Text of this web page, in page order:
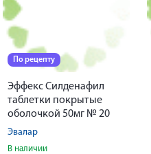
По рецепту
Эффекс Силденафил
таблетки покрытые
оболочкой 50мг № 20
Эвалар
В наличии